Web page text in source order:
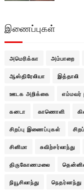
இணைப்புகள்
அமெரிக்கா அம்பாறை
ஆஸ்திரேலியா இத்தாலி
ஊடக அறிக்கை எம்மவர்
கனடா காணொளி
சிறப்பு இணைப்புகள்
சினிமா சுவிற்சர்லாந்து
திருகோணமலை
நியூசிலாந்து நெதர்லாந்து